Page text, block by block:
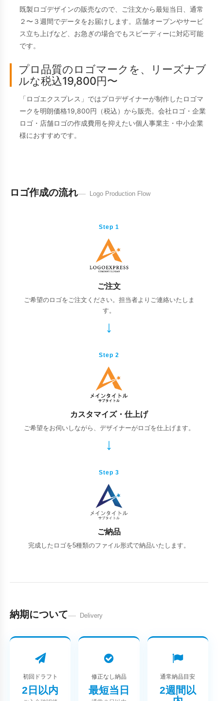
既製ロゴデザインの販売なので、ご注文から最短当日、通常
２〜３週間でデータをお届けします。店舗オープンやサービ
ス立ち上げなど、お急ぎの場合でもスピーディーに対応可能
です。
プロ品質のロゴマークを、リーズナブ
ルな税込19,800円〜
「ロゴエクスプレス」ではプロデザイナーが制作したロゴマ
ークを明朗価格19,800円（税込）から販売。会社ロゴ・企業
ロゴ・店舗ロゴの作成費用を抑えたい個人事業主・中小企業
様におすすめです。
ロゴ作成の流れ Logo Production Flow
Step 1
ご注文
ご希望のロゴをご注文ください。担当者よりご連絡いたしま
す。
Step 2
カスタマイズ・仕上げ
ご希望をお伺いしながら、デザイナーがロゴを仕上げます。
Step 3
ご納品
完成したロゴを5種類のファイル形式で納品いたします。
納期について Delivery
初回ドラフト
2日以内
修正なし納品
最短当日
通常納品目安
2週間以